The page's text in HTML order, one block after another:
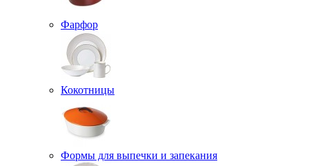
Фарфор
Кокотницы
Формы для выпечки и запекания